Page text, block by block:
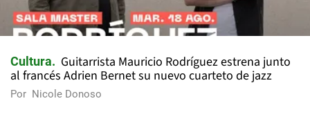
Cultura
Guitarrista Mauricio Rodríguez estrena junto
al francés Adrien Bernet su nuevo cuarteto de jazz
Por Nicole Donoso